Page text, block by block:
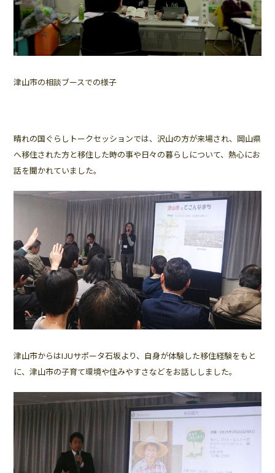
津山市の相談ブースでの様子
晴れの国ぐらしトークセッションでは、沢山の方が来場され、岡山県
へ移住された方と移住した時の事や日々の暮らしについて、熱心にお
話を聞かれていました。
津山市からはIJUサポータ石坂より、自身が体験した移住経験をもと
に、津山市の子育て環境や住みやすさなどをお話ししました。